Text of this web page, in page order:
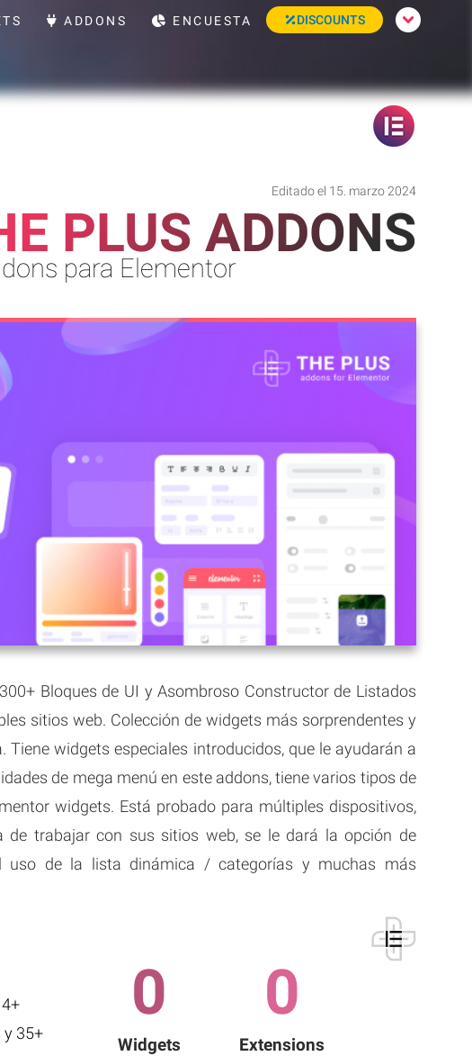
ADDONS ENCUESTA DISCOUNTS
Editado el 15. marzo 2024
PLUS ADDONS
para Elementor
Bloques de UI y Asombroso Constructor de Listados
sitios web. Colección de widgets más sorprendentes y
widgets especiales introducidos, que le ayudarán a
de mega menú en este addons, tiene varios tipos de
widgets. Está probado para múltiples dispositivos,
trabajar con sus sitios web, se le dará la opción de
uso de la lista dinámica / categorías y muchas más
y 35+
Widgets
0
Extensions
0